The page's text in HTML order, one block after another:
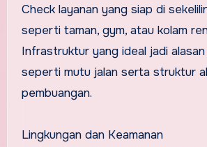
Check layanan yang siap di
seperti taman, gym, atau kolam
Infrastruktur yang ideal jadi
seperti mutu jalan serta struktur
pembuangan.
Lingkungan dan Keamanan